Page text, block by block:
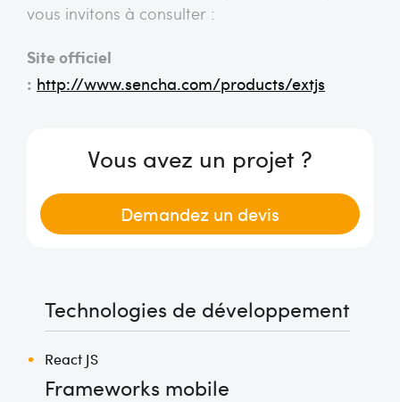
vous invitons à consulter :
Site officiel
: http://www.sencha.com/products/extjs
Vous avez un projet ?
Demandez un devis
Technologies de développement
React JS
Frameworks mobile